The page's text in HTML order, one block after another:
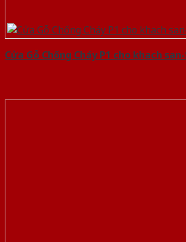
Cửa Gỗ Chống Cháy P1 cho khach san-